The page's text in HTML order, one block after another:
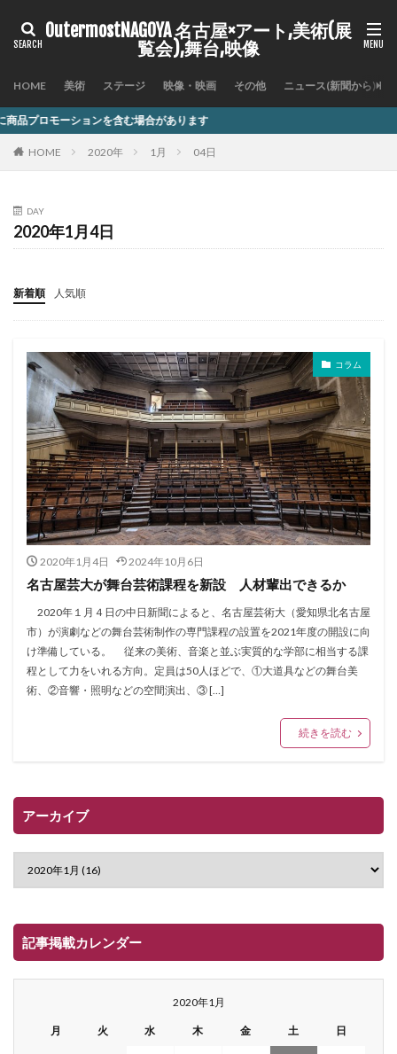
OutermostNAGOYA 名古屋×アート,美術(展
覧会),舞台,映像
HOME 美術 ステージ 映像・映画 その他 ニュース(新聞から)
を含む場合があります
HOME 2020年 1月 04日
DAY
2020年1月4日
新着順 人気順
コラム
2020年1月4日 2024年10月6日
名古屋芸大が舞台芸術課程を新設 人材輩出できるか
2020年１月４日の中日新聞によると、名古屋芸術大（愛知県北名古屋
市）が演劇などの舞台芸術制作の専門課程の設置を2021年度の開設に向
け準備している。 従来の美術、音楽と並ぶ実質的な学部に相当する課
程として力をいれる方向。定員は50人ほどで、①大道具などの舞台美
術、②音響・照明などの空間演出、③ […]
続きを読む
アーカイブ
記事掲載カレンダー
2020年1月
月 火 水 木 金 土 日